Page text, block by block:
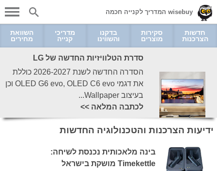
wisebuy המדריך לקנייה חכמה
חדשות
הצרכנות
סקירות
מוצרים
בדקנו
והשווינו
מדריכי
קנייה
השוואת
מחירים
סדרת הטלוויזיות החדשה של LG
הסדרה החדשה לשנת 2026-2027 כוללת
את דגמי OLED G6 evo, OLED C6 evo וכן
בעיצוב Wallpaper...
לכתבה המלאה >>
ידיעות הצרכנות והטכנולוגיה החדשות
בינה מלאכותית נכנסת לשיחה:
Timekettle מושקת בישראל